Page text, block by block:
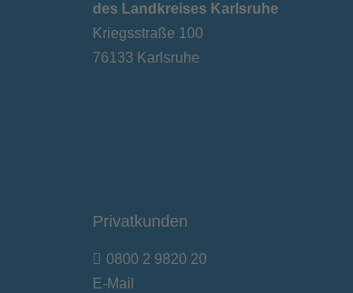
des Landkreises Karlsruhe
Kriegsstraße 100
76133 Karlsruhe
Privatkunden
0800 2 9820 20
E-Mail